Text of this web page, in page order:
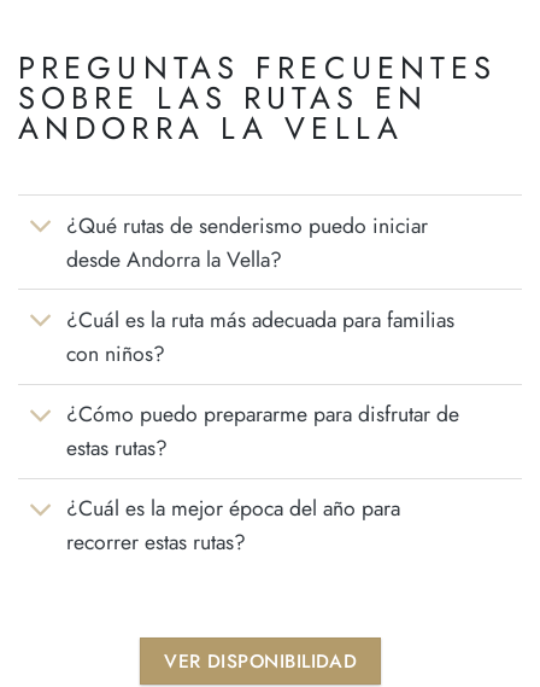
PREGUNTAS FRECUENTES
SOBRE LAS RUTAS EN
ANDORRA LA VELLA
¿Qué rutas de senderismo puedo iniciar
desde Andorra la Vella?
¿Cuál es la ruta más adecuada para familias
con niños?
¿Cómo puedo prepararme para disfrutar de
estas rutas?
¿Cuál es la mejor época del año para
recorrer estas rutas?
VER DISPONIBILIDAD